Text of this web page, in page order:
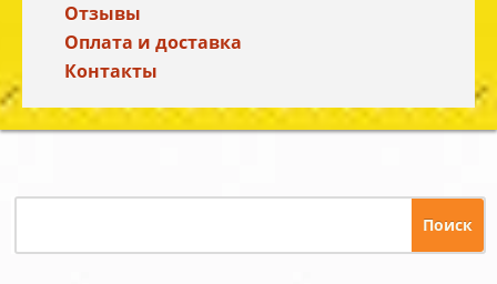
Отзывы
Оплата и доставка
Контакты